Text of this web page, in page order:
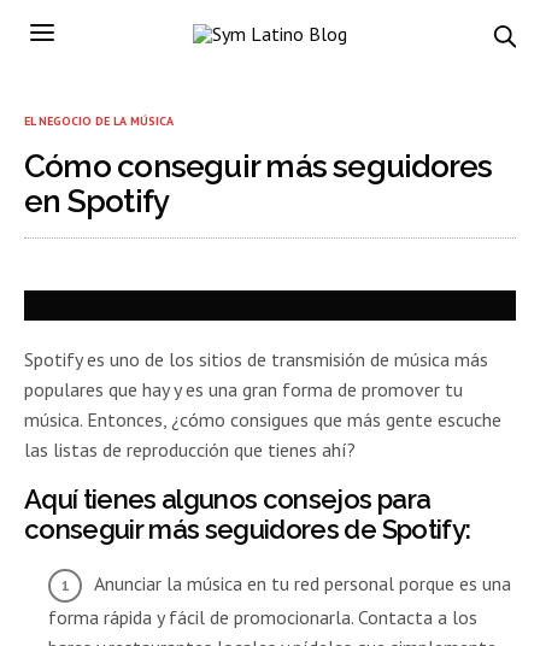
EL NEGOCIO DE LA MÚSICA
Cómo conseguir más seguidores
en Spotify
Spotify es uno de los sitios de transmisión de música más
populares que hay y es una gran forma de promover tu
música. Entonces, ¿cómo consigues que más gente escuche
las listas de reproducción que tienes ahí?
Aquí tienes algunos consejos para
conseguir más seguidores de Spotify:
Anunciar la música en tu red personal porque es una
forma rápida y fácil de promocionarla. Contacta a los